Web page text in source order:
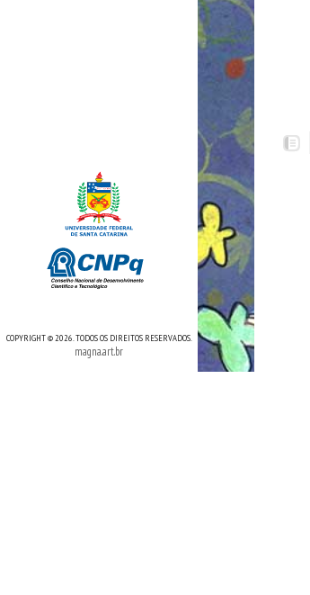
COPYRIGHT © 2026. TODOS OS DIREITOS RESERVADOS.
magna.art.br